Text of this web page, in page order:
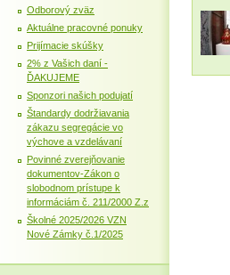
Odborový zväz
Aktuálne pracovné ponuky
Prijímacie skúšky
2% z Vašich daní -
ĎAKUJEME
Sponzori našich podujatí
Štandardy dodržiavania
zákazu segregácie vo
výchove a vzdelávaní
Povinné zverejňovanie
dokumentov-Zákon o
slobodnom prístupe k
informáciám č. 211/2000 Z.z
Školné 2025/2026 VZN
Nové Zámky č.1/2025